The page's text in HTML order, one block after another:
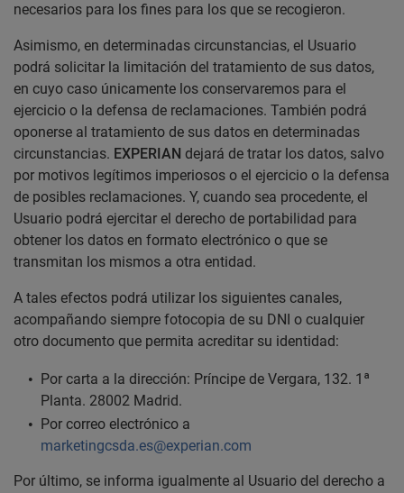
necesarios para los fines para los que se recogieron.
Asimismo, en determinadas circunstancias, el Usuario
podrá solicitar la limitación del tratamiento de sus datos,
en cuyo caso únicamente los conservaremos para el
ejercicio o la defensa de reclamaciones. También podrá
oponerse al tratamiento de sus datos en determinadas
circunstancias. EXPERIAN dejará de tratar los datos, salvo
por motivos legítimos imperiosos o el ejercicio o la defensa
de posibles reclamaciones. Y, cuando sea procedente, el
Usuario podrá ejercitar el derecho de portabilidad para
obtener los datos en formato electrónico o que se
transmitan los mismos a otra entidad.
A tales efectos podrá utilizar los siguientes canales,
acompañando siempre fotocopia de su DNI o cualquier
otro documento que permita acreditar su identidad:
Por carta a la dirección: Príncipe de Vergara, 132. 1ª
Planta. 28002 Madrid.
Por correo electrónico a
marketingcsda.es@experian.com
Por último, se informa igualmente al Usuario del derecho a